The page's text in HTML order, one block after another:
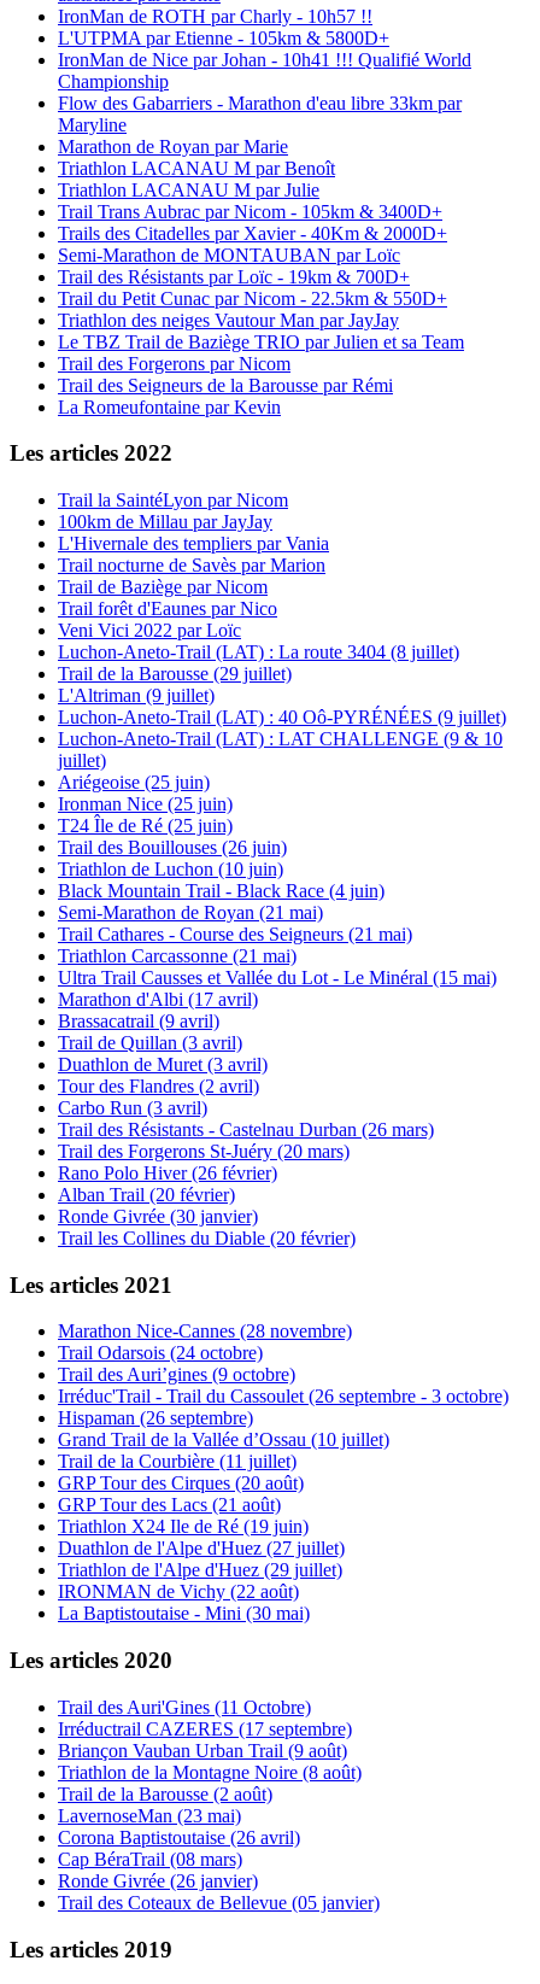
IronMan de ROTH par Charly - 10h57 !!
L'UTPMA par Etienne - 105km & 5800D+
IronMan de Nice par Johan - 10h41 !!! Qualifié World
Championship
Flow des Gabarriers - Marathon d'eau libre 33km par
Maryline
Marathon de Royan par Marie
Triathlon LACANAU M par Benoît
Triathlon LACANAU M par Julie
Trail Trans Aubrac par Nicom - 105km & 3400D+
Trails des Citadelles par Xavier - 40Km & 2000D+
Semi-Marathon de MONTAUBAN par Loïc
Trail des Résistants par Loïc - 19km & 700D+
Trail du Petit Cunac par Nicom - 22.5km & 550D+
Triathlon des neiges Vautour Man par JayJay
Le TBZ Trail de Baziège TRIO par Julien et sa Team
Trail des Forgerons par Nicom
Trail des Seigneurs de la Barousse par Rémi
La Romeufontaine par Kevin
Les articles 2022
Trail la SaintéLyon par Nicom
100km de Millau par JayJay
L'Hivernale des templiers par Vania
Trail nocturne de Savès par Marion
Trail de Baziège par Nicom
Trail forêt d'Eaunes par Nico
Veni Vici 2022 par Loïc
Luchon-Aneto-Trail (LAT) : La route 3404 (8 juillet)
Trail de la Barousse (29 juillet)
L'Altriman (9 juillet)
Luchon-Aneto-Trail (LAT) : 40 Oô-PYRÉNÉES (9 juillet)
Luchon-Aneto-Trail (LAT) : LAT CHALLENGE (9 & 10
juillet)
Ariégeoise (25 juin)
Ironman Nice (25 juin)
T24 Île de Ré (25 juin)
Trail des Bouillouses (26 juin)
Triathlon de Luchon (10 juin)
Black Mountain Trail - Black Race (4 juin)
Semi-Marathon de Royan (21 mai)
Trail Cathares - Course des Seigneurs (21 mai)
Triathlon Carcassonne (21 mai)
Ultra Trail Causses et Vallée du Lot - Le Minéral (15 mai)
Marathon d'Albi (17 avril)
Brassacatrail (9 avril)
Trail de Quillan (3 avril)
Duathlon de Muret (3 avril)
Tour des Flandres (2 avril)
Carbo Run (3 avril)
Trail des Résistants - Castelnau Durban (26 mars)
Trail des Forgerons St-Juéry (20 mars)
Rano Polo Hiver (26 février)
Alban Trail (20 février)
Ronde Givrée (30 janvier)
Trail les Collines du Diable (20 février)
Les articles 2021
Marathon Nice-Cannes (28 novembre)
Trail Odarsois (24 octobre)
Trail des Auri’gines (9 octobre)
Irréduc'Trail - Trail du Cassoulet (26 septembre - 3 octobre)
Hispaman (26 septembre)
Grand Trail de la Vallée d’Ossau (10 juillet)
Trail de la Courbière (11 juillet)
GRP Tour des Cirques (20 août)
GRP Tour des Lacs (21 août)
Triathlon X24 Ile de Ré (19 juin)
Duathlon de l'Alpe d'Huez (27 juillet)
Triathlon de l'Alpe d'Huez (29 juillet)
IRONMAN de Vichy (22 août)
La Baptistoutaise - Mini (30 mai)
Les articles 2020
Trail des Auri'Gines (11 Octobre)
Irréductrail CAZERES (17 septembre)
Briançon Vauban Urban Trail (9 août)
Triathlon de la Montagne Noire (8 août)
Trail de la Barousse (2 août)
LavernoseMan (23 mai)
Corona Baptistoutaise (26 avril)
Cap BéraTrail (08 mars)
Ronde Givrée (26 janvier)
Trail des Coteaux de Bellevue (05 janvier)
Les articles 2019